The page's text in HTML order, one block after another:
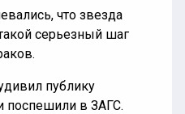
что звезда
серьезный шаг
публику
поспешили в ЗАГС.